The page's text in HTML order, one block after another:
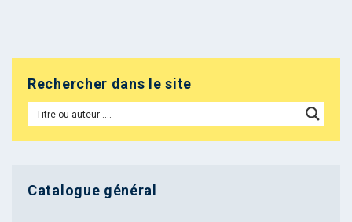
Rechercher dans le site
Catalogue général